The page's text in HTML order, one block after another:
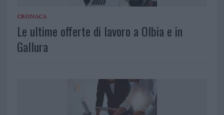
CRONACA
Le ultime offerte di lavoro a Olbia e in
Gallura